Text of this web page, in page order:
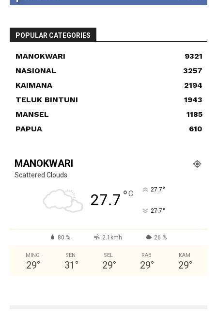
POPULAR CATEGORIES
MANOKWARI
9321
NASIONAL
3257
KAIMANA
2194
TELUK BINTUNI
1943
MANSEL
1185
PAPUA
610
MANOKWARI
Scattered Clouds
27.7 °C 27.7°
27.7°
80 % 2.1kmh 26 %
MING
29°
SEN
31 °
SEL
29°
RAB
29°
KAM
29°